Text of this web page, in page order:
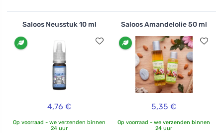
Saloos Neusstuk 10 ml
4,76 €
Op voorraad - we verzenden binnen
24 uur
Saloos Amandelolie 50 ml
5,35 €
Op voorraad - we verzenden binnen
24 uur